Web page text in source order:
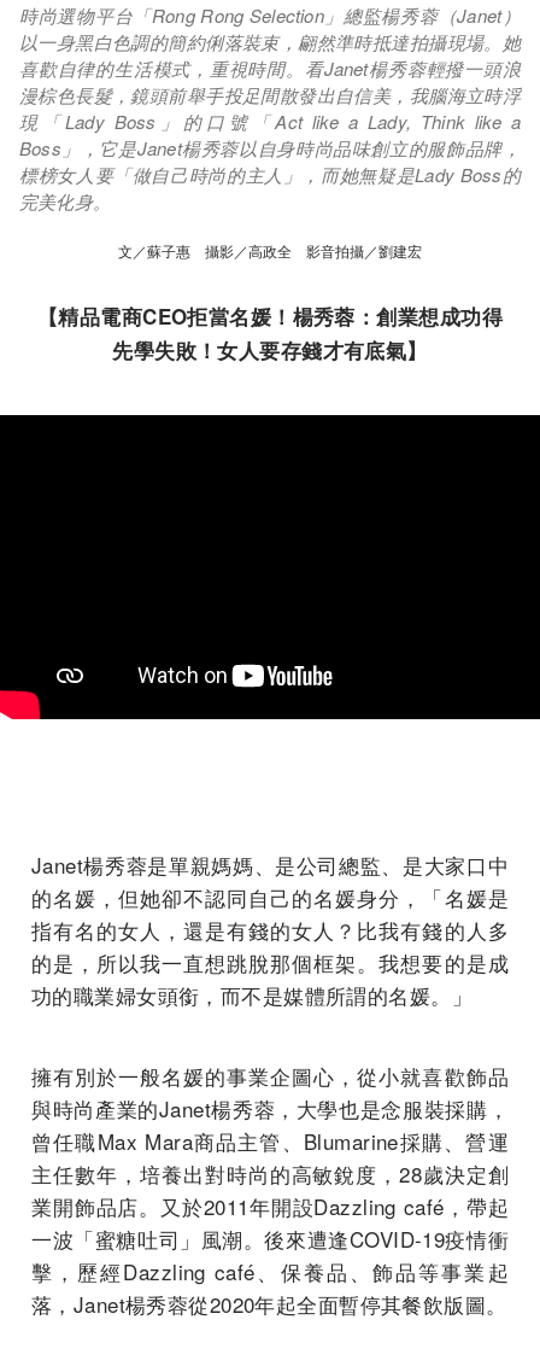
時尚選物平台「Rong Rong Selection」總監楊秀蓉（Janet）
以一身黑白色調的簡約俐落裝束，翩然準時抵達拍攝現場。她
喜歡自律的生活模式，重視時間。看Janet楊秀蓉輕撥一頭浪
漫棕色長髮，鏡頭前舉手投足間散發出自信美，我腦海立時浮
現「Lady Boss」的口號「Act like a Lady, Think like a
Boss」，它是Janet楊秀蓉以自身時尚品味創立的服飾品牌，
標榜女人要「做自己時尚的主人」，而她無疑是Lady Boss的
完美化身。
文／蘇子惠 攝影／高政全 影音拍攝／劉建宏
【精品電商CEO拒當名媛！楊秀蓉：創業想成功得
先學失敗！女人要存錢才有底氣】
Janet楊秀蓉是單親媽媽、是公司總監、是大家口中
的名媛，但她卻不認同自己的名媛身分，「名媛是
指有名的女人，還是有錢的女人？比我有錢的人多
的是，所以我一直想跳脫那個框架。我想要的是成
功的職業婦女頭銜，而不是媒體所謂的名媛。」
擁有別於一般名媛的事業企圖心，從小就喜歡飾品
與時尚產業的Janet楊秀蓉，大學也是念服裝採購，
曾任職Max Mara商品主管、Blumarine採購、營運
主任數年，培養出對時尚的高敏銳度，28歲決定創
業開飾品店。又於2011年開設Dazzling café，帶起
一波「蜜糖吐司」風潮。後來遭逢COVID-19疫情衝
擊，歷經Dazzling café、保養品、飾品等事業起
落，Janet楊秀蓉從2020年起全面暫停其餐飲版圖。